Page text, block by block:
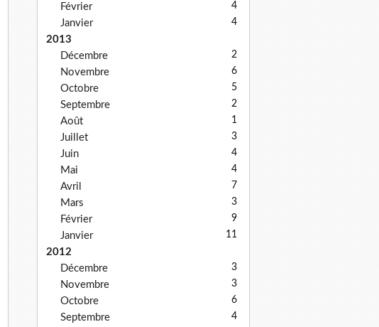
Février 4
Janvier 4
2013
Décembre
2
Novembre 6
Octobre 5
Septembre 2
Août 1
Juillet 3
Juin 4
Mai 4
Avril 7
Mars 3
Février 9
Janvier 11
2012
Décembre
3
Novembre 3
Octobre 6
Septembre 4